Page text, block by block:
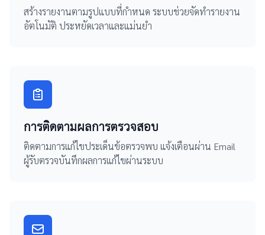
สร้างรายงานตามรูปแบบที่กำหนด ระบบช่วยจัดทำรายงาน
อัตโนมัติ ประหยัดเวลาและแม่นยำ
การติดตามผลการตรวจสอบ
ติดตามการแก้ไขประเด็นข้อตรวจพบ แจ้งเตือนผ่าน Email
ผู้รับตรวจบันทึกผลการแก้ไขผ่านระบบ